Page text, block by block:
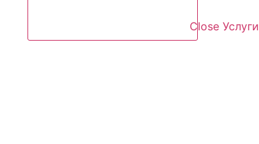
Close Услуги